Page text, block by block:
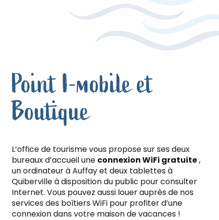
Point I-mobile et
Boutique
L’office de tourisme vous propose sur ses deux
bureaux d’accueil une connexion WiFi gratuite,
un ordinateur à Auffay et deux tablettes à
Quiberville à disposition du public pour consulter
Internet. Vous pouvez aussi louer auprès de nos
services des boîtiers WiFi pour profiter d’une
connexion dans votre maison de vacances !